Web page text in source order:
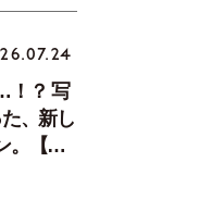
！？ 写
、新し
。【中